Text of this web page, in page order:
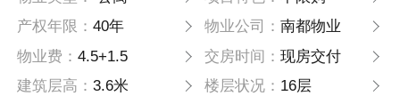
产权年限：40年 物业公司： 南都物业
物业费：4.5+1.5 交房时间： 现房交付
建筑层高：3.6米 楼层状况： 16层